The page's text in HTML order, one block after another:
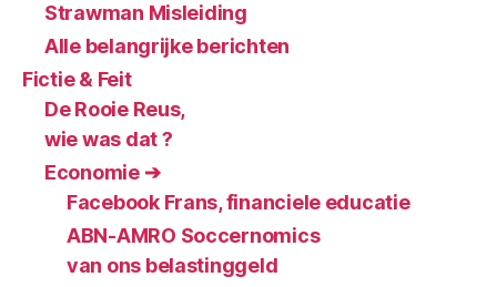
Strawman Misleiding
Alle belangrijke berichten
Fictie & Feit
De Rooie Reus,
wie was dat ?
Economie ➔
Facebook Frans, financiele educatie
ABN-AMRO Soccernomics
van ons belastinggeld